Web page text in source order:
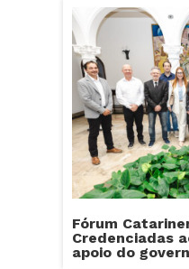
Fórum
Credenciadas
apoio do